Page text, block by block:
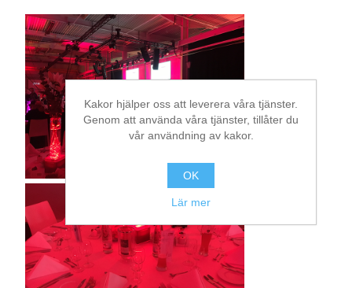
Målnings- och ytbehandlingssystem
Kakor hjälper oss att leverera våra tjänster.
Genom att använda våra tjänster, tillåter du
vår användning av kakor.
OK
Lär mer